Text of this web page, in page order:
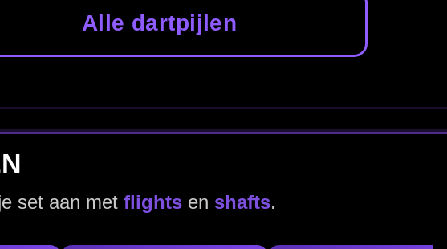
95% tungsten darts Dart flights
Tungsten Darts